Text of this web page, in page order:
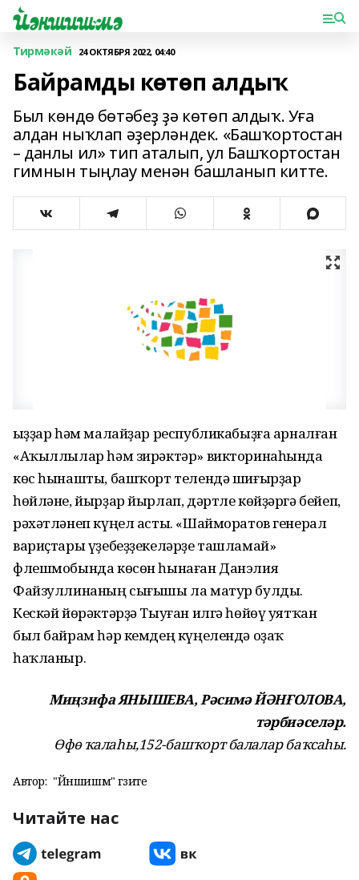
Тирмәкәй 24 ОКТЯБРЯ 2022, 04:40
Байрамды көтөп алдыҡ
Был көндө бөтәбеҙ ҙә көтөп алдыҡ. Уға
алдан ныҡлап әҙерләндек. «Башҡортостан
– данлы ил» тип аталып, ул Башҡортостан
гимнын тыңлау менән башланып китте.
Ҡыҙҙар һәм малайҙар республикабыҙға арналған
«Аҡыллылар һәм зирәктәр» викторинаһында
көс һынашты, башҡорт телендә шиғырҙар
һөйләне, йырҙар йырлап, дәртле көйҙәргә бейеп,
рәхәтләнеп күңел асты. «Шайморатов генерал
вариҫтары үҙебеҙҙекеләрҙе ташламай»
флешмобында көсөн һынаған Данэлия
Файзуллинаның сығышы ла матур булды.
Кескәй йөрәктәрҙә Тыуған илгә һөйөү уятҡан
был байрам һәр кемдең күңелендә оҙаҡ
һаҡланыр.
Миңзифа ЯНЫШЕВА,Рәсимә ЙӘНҒОЛОВА,
тәрбиәселәр.
Өфө ҡалаһы,152-башҡорт балалар баҡсаһы.
Автор: "Йәншишмә" гәзите
Читайте нас